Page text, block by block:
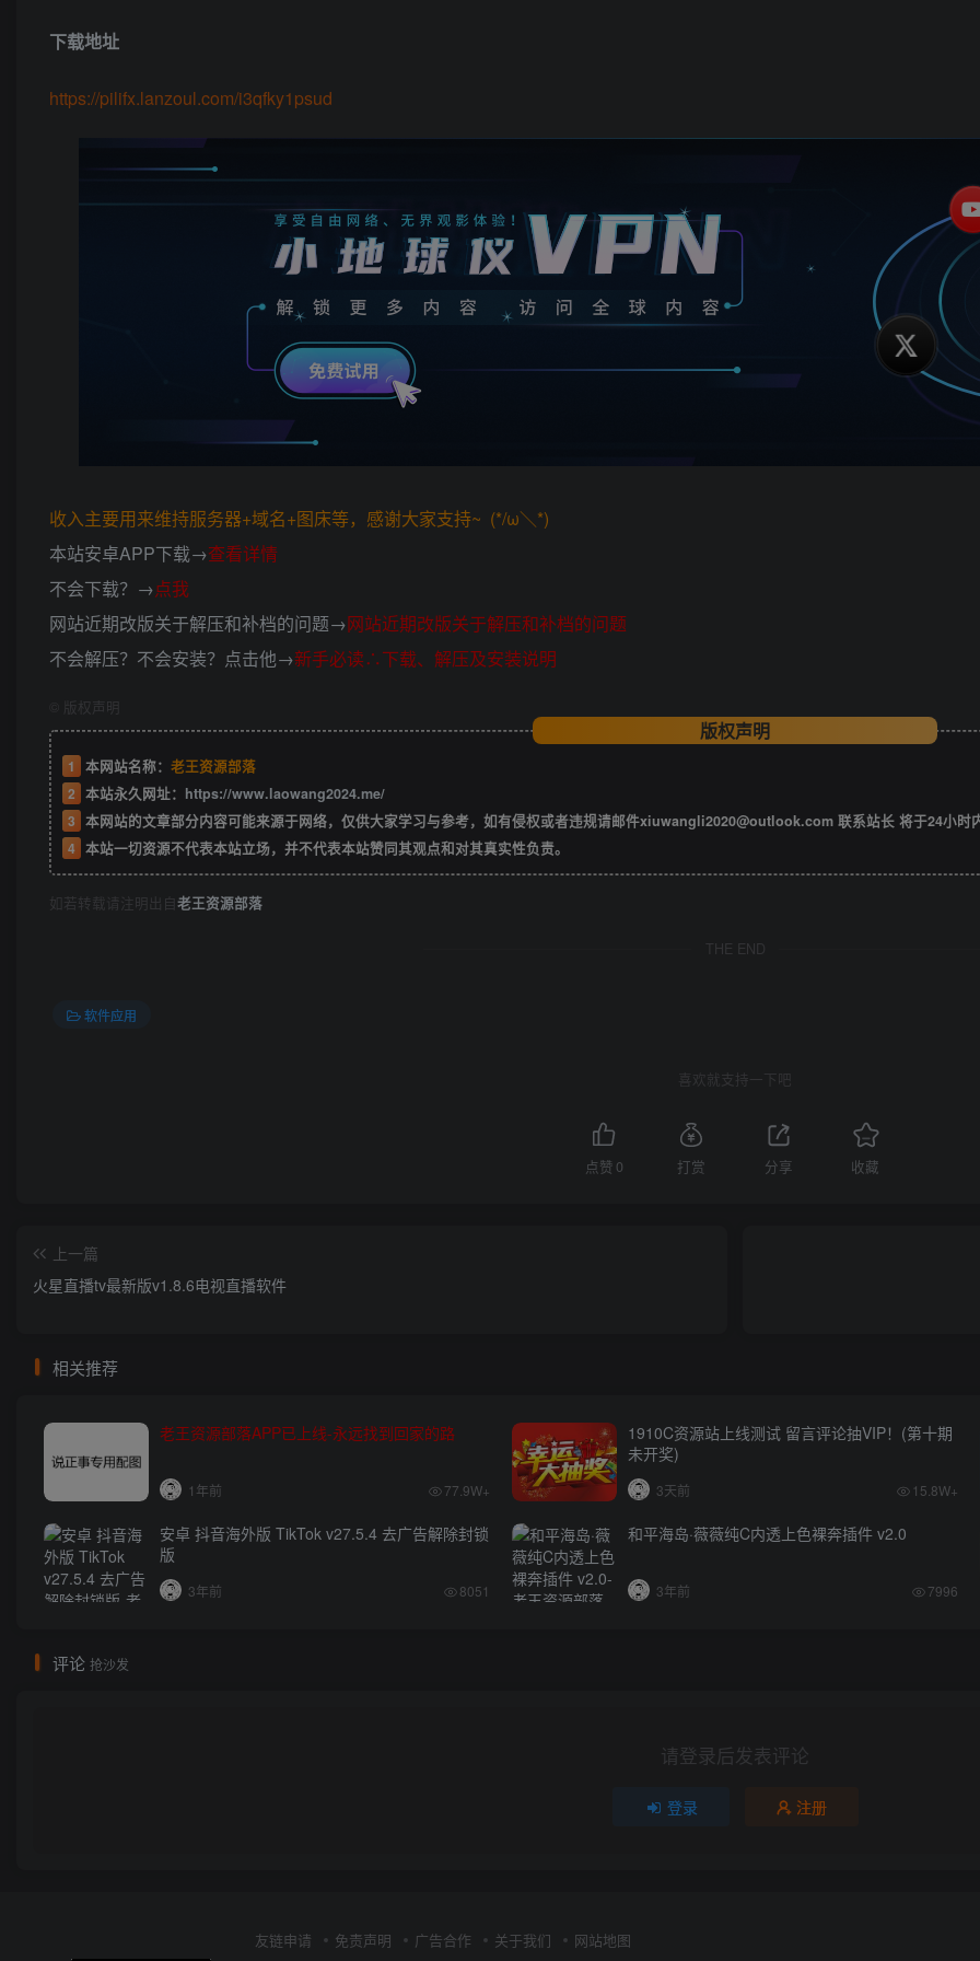
下载地址
https://pilifx.lanzoul.com/i3qfky1psud
收入主要用来维持服务器+域名+图床等，感谢大家支持~ (*/ω＼*)
本站安卓APP下载→查看详情
不会下载？→点我
网站近期改版关于解压和补档的问题→网站近期改版关于解压和补档的问题
不会解压？不会安装？点击他→新手必读∴下载、解压及安装说明
版权声明
版权声明
1 本网站名称： 老王资源部落
2 本站永久网址： https://www.laowang2024.me/
3 本网站的文章部分内容可能来源于网络，仅供大家学习与参考，如有侵权或者违规请邮件xiuwangli2020@outlook.com 联系站长 将于24小时
4 本站一切资源不代表本站立场，并不代表本站赞同其观点和对其真实性负责。
如若转载请注明出自老王资源部落
THE END
软件应用
喜欢就支持一下吧
点赞 0 打赏 分享 收藏
上一篇
火星直播tv最新版v1.8.6电视直播软件
相关推荐
老王资源部落APP已上线-永远找到回家的路
1年前 77.9W+
1910C资源站上线测试 留言评论抽VIP！(第十期
未开奖)
3天前 15.8W+
安卓 抖音海外版 TikTok v27.5.4 去广告解除封锁
版
3年前 8051
和平海岛·薇薇纯C内透上色裸奔插件 v2.0
3年前 7996
评论 抢沙发
请登录后发表评论
登录 注册
友链申请 免责声明 广告合作 关于我们 网站地图